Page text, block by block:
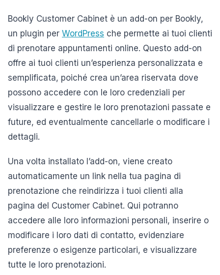
Bookly Customer Cabinet è un add-on per Bookly,
un plugin per WordPress che permette ai tuoi clienti
di prenotare appuntamenti online. Questo add-on
offre ai tuoi clienti un’esperienza personalizzata e
semplificata, poiché crea un’area riservata dove
possono accedere con le loro credenziali per
visualizzare e gestire le loro prenotazioni passate e
future, ed eventualmente cancellarle o modificare i
dettagli.
Una volta installato l’add-on, viene creato
automaticamente un link nella tua pagina di
prenotazione che reindirizza i tuoi clienti alla
pagina del Customer Cabinet. Qui potranno
accedere alle loro informazioni personali, inserire o
modificare i loro dati di contatto, evidenziare
preferenze o esigenze particolari, e visualizzare
tutte le loro prenotazioni.